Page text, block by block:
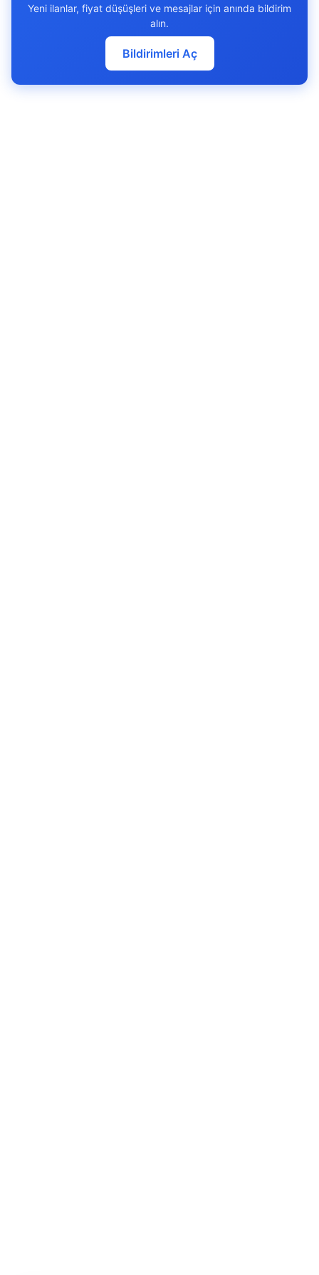
Yeni ilanlar, fiyat düşüşleri ve mesajlar için anında bildirim
alın.
Bildirimleri Aç